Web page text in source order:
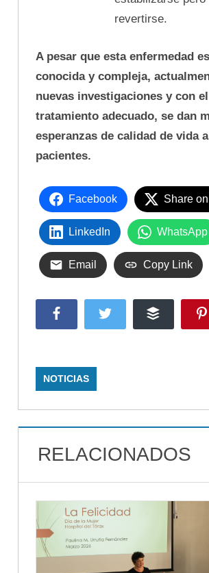
revertirse.
A pesar que esta enfermedad
conocida y compleja,
nuevas investigaciones y con el
tratamiento adecuado, se dan
esperanzas de calidad de vida
pacientes.
Facebook Share
LinkedIn WhatsApp
Email Copy Link
FacebookTwitter Buffer
NOTICIAS
RELACIONADOS